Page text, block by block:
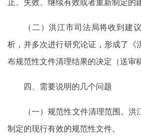
（二）洪江市司法局将收到建
析，并多次进行研究论证，形成了《
布规范性文件清理结果的决定（送审
四、需要说明的几个问题
（一）规范性文件清理范围。
制定的现行有效的规范性文件。